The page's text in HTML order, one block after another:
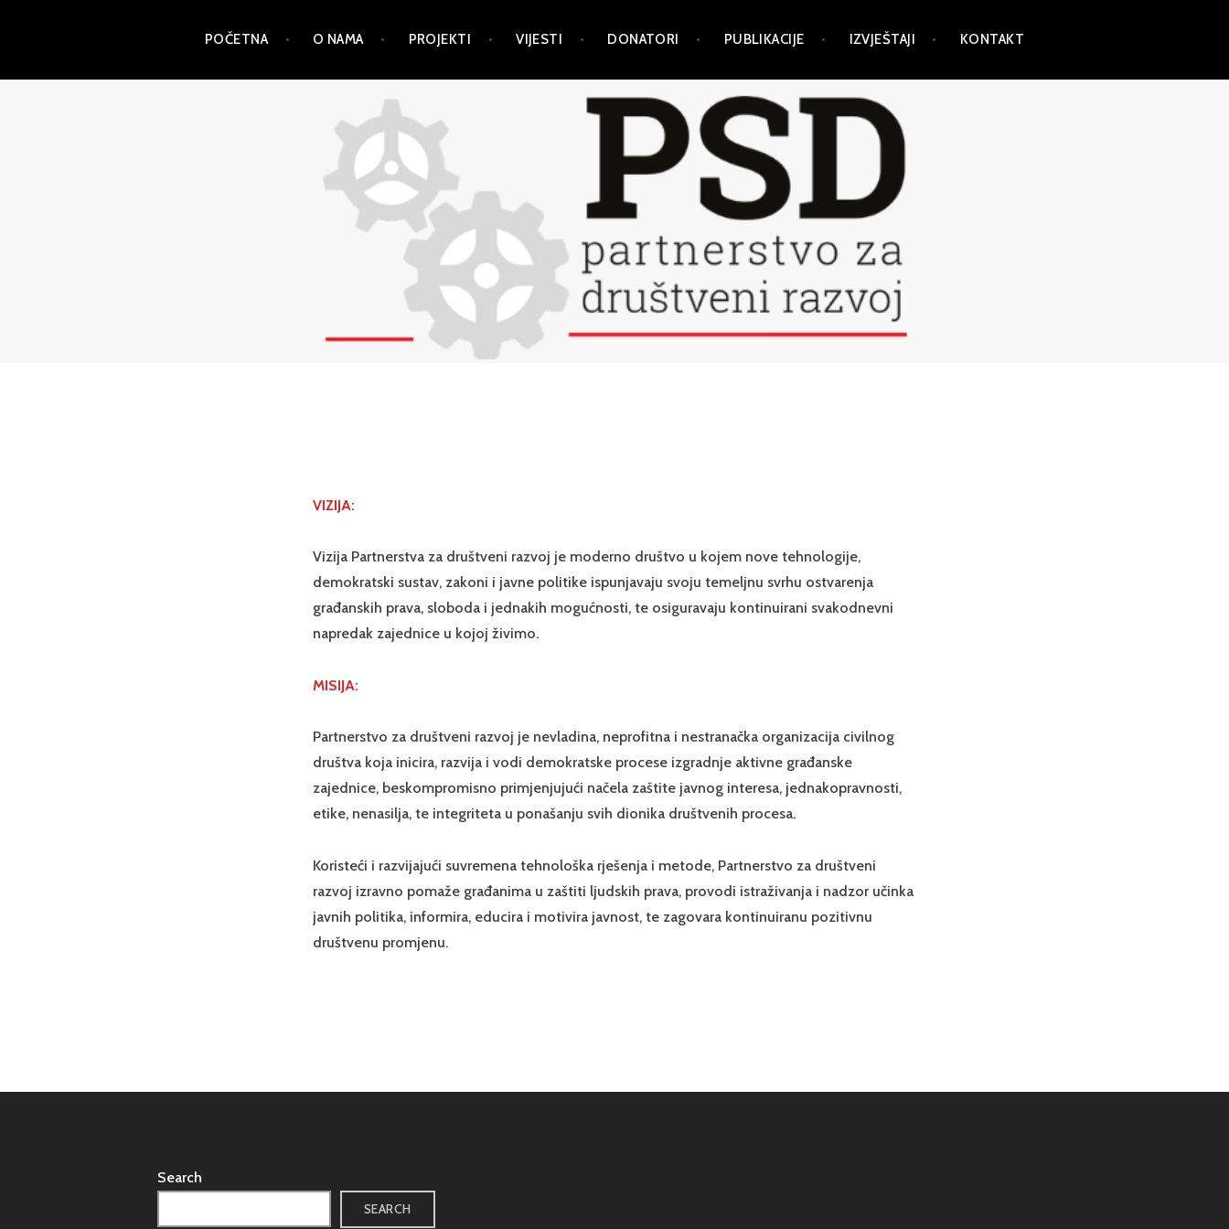
content
POČETNA O NAMA PROJEKTI VIJESTI DONATORI PUBLIKACIJE IZVJEŠTAJI KONTAKT
VIZIJA:
Vizija Partnerstva za društveni razvoj je moderno društvo u kojem nove tehnologije,
demokratski sustav, zakoni i javne politike ispunjavaju svoju temeljnu svrhu ostvarenja
građanskih prava, sloboda i jednakih mogućnosti, te osiguravaju kontinuirani svakodnevni
napredak zajednice u kojoj živimo.
MISIJA:
Partnerstvo za društveni razvoj je nevladina, neprofitna i nestranačka organizacija civilnog
društva koja inicira, razvija i vodi demokratske procese izgradnje aktivne građanske
zajednice, beskompromisno primjenjujući načela zaštite javnog interesa, jednakopravnosti,
etike, nenasilja, te integriteta u ponašanju svih dionika društvenih procesa.
Koristeći i razvijajući suvremena tehnološka rješenja i metode, Partnerstvo za društveni
razvoj izravno pomaže građanima u zaštiti ljudskih prava, provodi istraživanja i nadzor učinka
javnih politika, informira, educira i motivira javnost, te zagovara kontinuiranu pozitivnu
društvenu promjenu.
Search
SEARCH